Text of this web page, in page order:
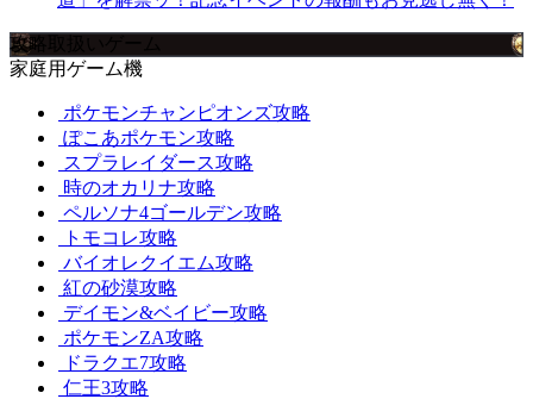
攻略取扱いゲーム
家庭用ゲーム機
ポケモンチャンピオンズ攻略
ぽこあポケモン攻略
スプラレイダース攻略
時のオカリナ攻略
ペルソナ4ゴールデン攻略
トモコレ攻略
バイオレクイエム攻略
紅の砂漠攻略
デイモン&ベイビー攻略
ポケモンZA攻略
ドラクエ7攻略
仁王3攻略